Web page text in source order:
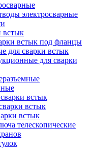
электросварные
встык
встык под фланцы
для сварки встык
для сварки
встык
встык
встык
телескопические